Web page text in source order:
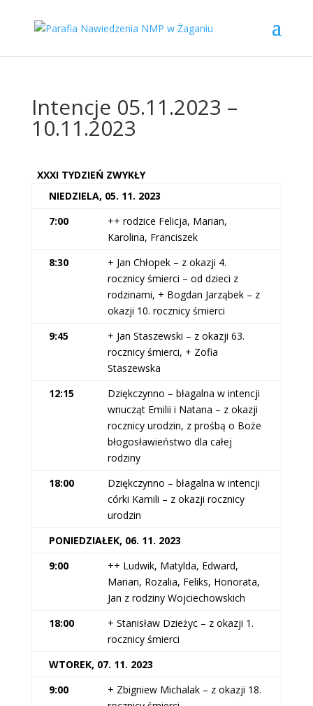
Intencje 05.11.2023 –
10.11.2023
XXXI TYDZIEŃ ZWYKŁY
NIEDZIELA, 05. 11. 2023
7:00
++ rodzice Felicja, Marian,
Karolina, Franciszek
8:30
+ Jan Chłopek – z okazji 4.
rocznicy śmierci – od dzieci z
rodzinami, + Bogdan Jarząbek – z
okazji 10. rocznicy śmierci
9:45
+ Jan Staszewski – z okazji 63.
rocznicy śmierci, + Zofia
Staszewska
12:15
Dziękczynno – błagalna w intencji
wnucząt Emilii i Natana – z okazji
rocznicy urodzin, z prośbą o Boże
błogosławieństwo dla całej
rodziny
18:00
Dziękczynno – błagalna w intencji
córki Kamili – z okazji rocznicy
urodzin
PONIEDZIAŁEK, 06. 11. 2023
9:00
++ Ludwik, Matylda, Edward,
Marian, Rozalia, Feliks, Honorata,
Jan z rodziny Wojciechowskich
18:00
+ Stanisław Dzieżyc – z okazji 1.
rocznicy śmierci
WTOREK, 07. 11. 2023
9:00
+ Zbigniew Michalak – z okazji 18.